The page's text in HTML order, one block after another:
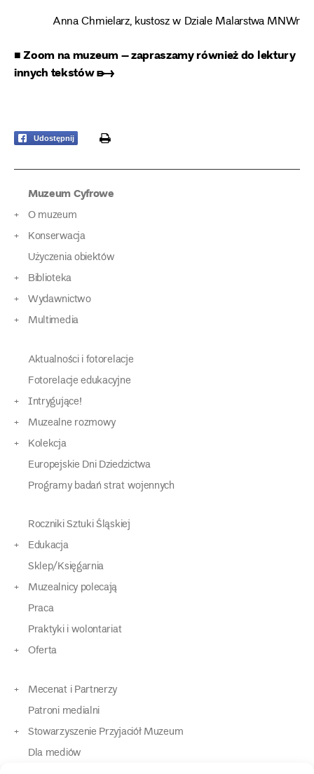
Anna Chmielarz, kustosz w Dziale Malarstwa MNWr
■ Zoom na muzeum – zapraszamy również do lektury
innych tekstów ➸
Udostępnij print
Muzeum Cyfrowe
O muzeum
Konserwacja
Użyczenia obiektów
Biblioteka
Wydawnictwo
Multimedia
Aktualności i fotorelacje
Fotorelacje edukacyjne
Intrygujące!
Muzealne rozmowy
Kolekcja
Europejskie Dni Dziedzictwa
Programy badań strat wojennych
Roczniki Sztuki Śląskiej
Edukacja
Sklep/Księgarnia
Muzealnicy polecają
Praca
Praktyki i wolontariat
Oferta
Mecenat i Partnerzy
Patroni medialni
Stowarzyszenie Przyjaciół Muzeum
Dla mediów